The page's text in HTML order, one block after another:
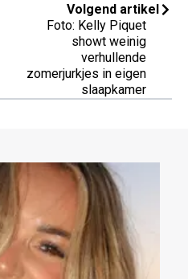
Volgend artikel
Foto: Kelly Piquet
showt weinig
verhullende
zomerjurkjes in eigen
slaapkamer